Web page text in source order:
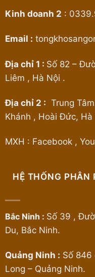
Kinh doanh 2 :
Email :
Địa chỉ 1 : Số 82 –
Liêm , Hà Nội .
Địa chỉ 2 : Trung
Khánh , Hoài Đức, Hà
MXH : Facebook ,
HỆ THỐNG PHÂN
Bắc Ninh : Số 39 ,
Du, Bắc Ninh.
Quảng Ninh : Số 846
Long – Quảng Ninh.